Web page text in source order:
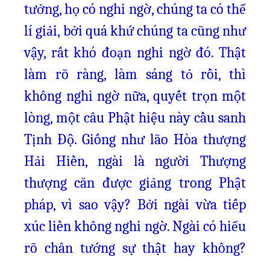
tưởng, họ có nghi ngờ, chúng ta có thể
lí giải, bởi quá khứ chúng ta cũng như
vậy, rất khó đoạn nghi ngờ đó. Thật
làm rõ ràng, làm sáng tỏ rồi, thì
không nghi ngờ nữa, quyết trọn một
lòng, một câu Phật hiệu này cầu sanh
Tịnh Độ. Giống như lão Hòa thượng
Hải Hiền, ngài là người Thượng
thượng căn được giảng trong Phật
pháp, vì sao vậy? Bởi ngài vừa tiếp
xúc liền không nghi ngờ. Ngài có hiểu
rõ chân tướng sự thật hay không?